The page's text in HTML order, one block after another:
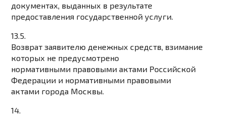
документах, выданных в результате
предоставления государственной услуги.
13.5.
Возврат заявителю денежных средств, взимание
которых не предусмотрено
нормативными правовыми актами Российской
Федерации и нормативными правовыми
актами города Москвы.
14.